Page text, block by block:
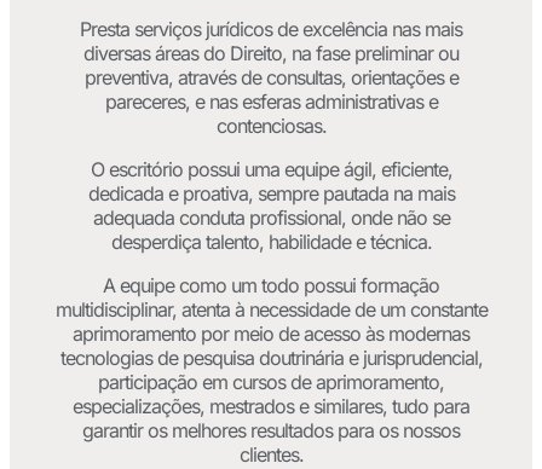
Presta serviços jurídicos de excelência nas mais
diversas áreas do Direito, na fase preliminar ou
preventiva, através de consultas, orientações e
pareceres, e nas esferas administrativas e
contenciosas.
O escritório possui uma equipe ágil, eficiente,
dedicada e proativa, sempre pautada na mais
adequada conduta profissional, onde não se
desperdiça talento, habilidade e técnica.
A equipe como um todo possui formação
multidisciplinar, atenta à necessidade de um constante
aprimoramento por meio de acesso às modernas
tecnologias de pesquisa doutrinária e jurisprudencial,
participação em cursos de aprimoramento,
especializações, mestrados e similares, tudo para
garantir os melhores resultados para os nossos
clientes.